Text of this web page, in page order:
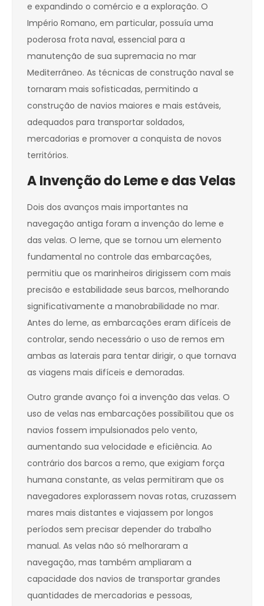
e expandindo o comércio e a exploração. O
Império Romano, em particular, possuía uma
poderosa frota naval, essencial para a
manutenção de sua supremacia no mar
Mediterrâneo. As técnicas de construção naval se
tornaram mais sofisticadas, permitindo a
construção de navios maiores e mais estáveis,
adequados para transportar soldados,
mercadorias e promover a conquista de novos
territórios.
A Invenção do Leme e das Velas
Dois dos avanços mais importantes na
navegação antiga foram a invenção do leme e
das velas. O leme, que se tornou um elemento
fundamental no controle das embarcações,
permitiu que os marinheiros dirigissem com mais
precisão e estabilidade seus barcos, melhorando
significativamente a manobrabilidade no mar.
Antes do leme, as embarcações eram difíceis de
controlar, sendo necessário o uso de remos em
ambas as laterais para tentar dirigir, o que tornava
as viagens mais difíceis e demoradas.
Outro grande avanço foi a invenção das velas. O
uso de velas nas embarcações possibilitou que os
navios fossem impulsionados pelo vento,
aumentando sua velocidade e eficiência. Ao
contrário dos barcos a remo, que exigiam força
humana constante, as velas permitiram que os
navegadores explorassem novas rotas, cruzassem
mares mais distantes e viajassem por longos
períodos sem precisar depender do trabalho
manual. As velas não só melhoraram a
navegação, mas também ampliaram a
capacidade dos navios de transportar grandes
quantidades de mercadorias e pessoas,